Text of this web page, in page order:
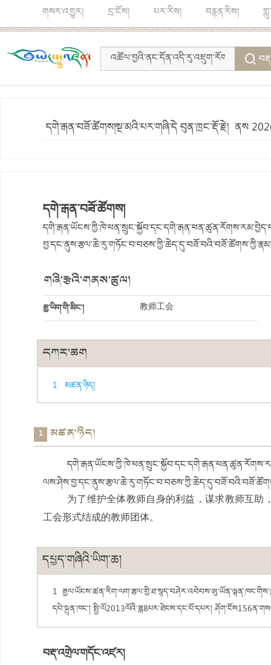
གསར་འགྱུར། དྲ་ངོས། པར་རིས། བརྙན་རིས།
དགེ་རྒན་བཟོ་ཚོགས།སྔ་མའི་པར་གཞི་དེ བུན་ཁྲང་རྡོ་རྗེ། ནས
དགེ་རྒན་བཟོ་ཚོགས།
གཞི་རྩའི་གནས་ཚུལ།
རྒྱ་ཡིག་གི་མིང་། 教师工会
དཀར་ཆག
1 ​མཚན་ཉིད།
1 ​མཚན་ཉིད།
为了维护全体教师自身的利益，谋求教师互
工会形式结成的教师团体。
དཔྱད་གཞིའི་ཡིག་ཆ།
1
དཔེ་སྐྲུན་ཁང་། སྤྱི་ལོ2013ལོའི་ཟླ8པར་ཐེངས་དང་པོ་དཔར།
བརྡ་འགྲེལ་གདོང་འཛར།